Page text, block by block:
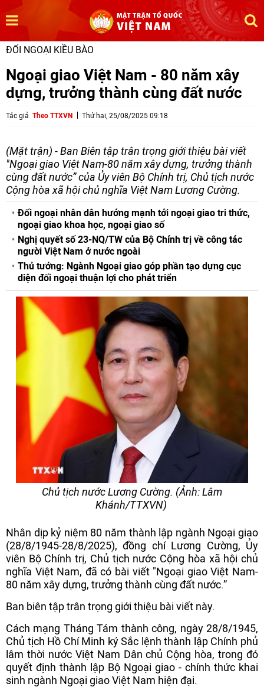
ĐỐI NGOẠI KIỀU BÀO
Ngoại giao Việt Nam - 80 năm xây
dựng, trưởng thành cùng đất nước
Tác giả Theo TTXVN Thứ hai, 25/08/2025 09:18
(Mặt trận) - Ban Biên tập trân trọng giới thiệu bài viết
"Ngoại giao Việt Nam-80 năm xây dựng, trưởng thành
cùng đất nước” của Ủy viên Bộ Chính trị, Chủ tịch nước
Cộng hòa xã hội chủ nghĩa Việt Nam Lương Cường.
Đối ngoại nhân dân hướng mạnh tới ngoại giao tri thức,
ngoại giao khoa học, ngoại giao số
Nghị quyết số 23-NQ/TW của Bộ Chính trị về công tác
người Việt Nam ở nước ngoài
Thủ tướng: Ngành Ngoại giao góp phần tạo dựng cục
diện đối ngoại thuận lợi cho phát triển
Chủ tịch nước Lương Cường. (Ảnh: Lâm
Khánh/TTXVN)
Nhân dịp kỷ niệm 80 năm thành lập ngành Ngoại giao
(28/8/1945-28/8/2025), đồng chí Lương Cường, Ủy
viên Bộ Chính trị, Chủ tịch nước Cộng hòa xã hội chủ
nghĩa Việt Nam, đã có bài viết "Ngoại giao Việt Nam-
80 năm xây dựng, trưởng thành cùng đất nước.”
Ban biên tập trân trọng giới thiệu bài viết này.
Cách mạng Tháng Tám thành công, ngày 28/8/1945,
Chủ tịch Hồ Chí Minh ký Sắc lệnh thành lập Chính phủ
lâm thời nước Việt Nam Dân chủ Cộng hòa, trong đó
quyết định thành lập Bộ Ngoại giao - chính thức khai
sinh ngành Ngoại giao Việt Nam hiện đại.